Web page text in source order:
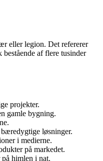
eller legion. Det refererer
af flere tusinder
projekter.
gamle bygning.
løsninger.
i medierne.
på markedet.
på himlen i nat.